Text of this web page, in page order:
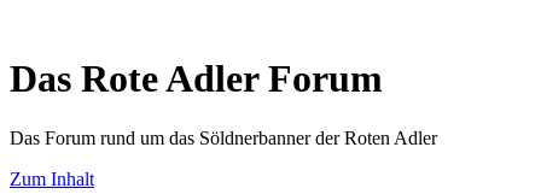
Das Rote Adler Forum
Das Forum rund um das Söldnerbanner der Roten Adler
Zum Inhalt